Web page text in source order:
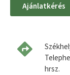
Ajánlatkérés
hrsz.